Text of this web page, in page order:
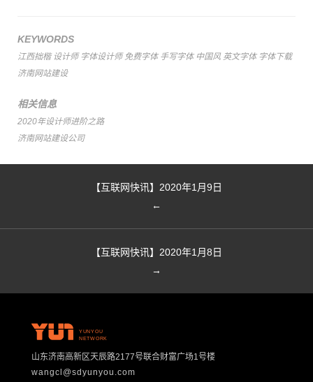
KEYWORDS
江西拙楷 设计师 字体设计师 免费字体 手写字体 中国风 英文字体 字体下载
济南网站建设
相关信息
2020年设计师进阶之路
济南网站建设公司
【互联网快讯】2020年1月9日
←
【互联网快讯】2020年1月8日
→
YUNYOU
NETWORK
山东济南高新区天辰路2177号联合财富广场1号楼
wangcl@sdyunyou.com